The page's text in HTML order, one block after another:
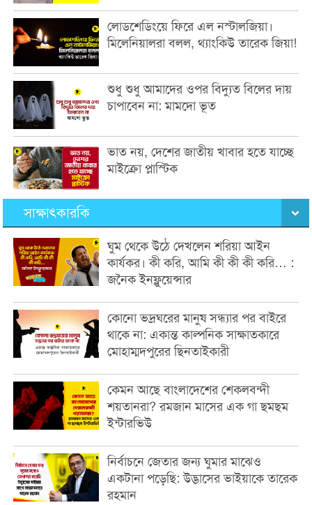
লোডশেডিংয়ে ফিরে এল নস্টালজিয়া।
মিলেনিয়ালরা বলল, থ্যাংকিউ তারেক জিয়া!
শুধু শুধু আমাদের ওপর বিদ্যুত বিলের দায়
চাপাবেন না: মামদো ভূত
ভাত নয়, দেশের জাতীয় খাবার হতে যাচ্ছে
মাইক্রো প্লাস্টিক
সাক্ষাৎকারকি
ঘুম থেকে উঠে দেখলেন শরিয়া আইন
কার্যকর। কী করি, আমি কী কী কী করি… :
জনৈক ইনফ্লুয়েন্সার
কোনো ভদ্রঘরের মানুষ সন্ধ্যার পর বাইরে
থাকে না: একান্ত কাল্পনিক সাক্ষাতকারে
মোহাম্মদপুরের ছিনতাইকারী
কেমন আছে বাংলাদেশের শেকলবন্দী
শয়তানরা? রমজান মাসের এক গা ছমছম
ইন্টারভিউ
নির্বাচনে জেতার জন্য ঘুমার মাঝেও
একটানা পড়েছি: উদ্ভাসের ভাইয়াকে তারেক
রহমান